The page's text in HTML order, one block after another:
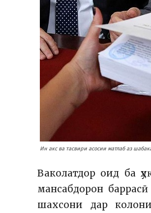
Ин акс ва тасвири асосии матлаб аз
Ваколатдор оид ба
мансабдорон
шахсони дар